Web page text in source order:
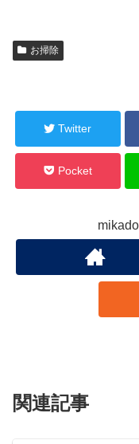
お掃除
Twitter
Pocket
関連記事